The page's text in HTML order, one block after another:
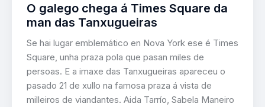
O galego chega á Times Square da
man das Tanxugueiras
Se hai lugar emblemático en Nova York ese é Times
Square, unha praza pola que pasan miles de
persoas. E a imaxe das Tanxugueiras apareceu o
pasado 21 de xullo na famosa praza á vista de
milleiros de viandantes. Aida Tarrío, Sabela Maneiro